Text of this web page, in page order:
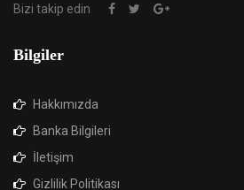
Bizi takip edin
Bilgiler
Hakkımızda
Banka Bilgileri
İletişim
Gizlilik Politikası